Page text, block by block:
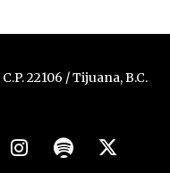
22106 / Tijuana, B.C.